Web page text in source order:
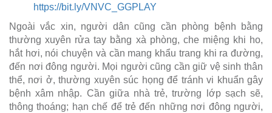
https://bit.ly/VNVC_GGPLAY
Ngoài vắc xin, người dân cũng cần phòng bệnh bằng
thường xuyên rửa tay bằng xà phòng, che miệng khi ho,
hắt hơi, nói chuyện và cần mang khẩu trang khi ra đường,
đến nơi đông người. Mọi người cũng cần giữ vệ sinh thân
thể, nơi ở, thường xuyên súc họng để tránh vi khuẩn gây
bệnh xâm nhập. Cần giữa nhà trẻ, trường lớp sạch sẽ,
thông thoáng; hạn chế để trẻ đến những nơi đông người,